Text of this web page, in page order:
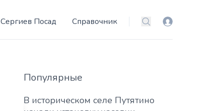
Сергиев Посад Справочник Поиск Вход
Популярные
В историческом селе Путятино